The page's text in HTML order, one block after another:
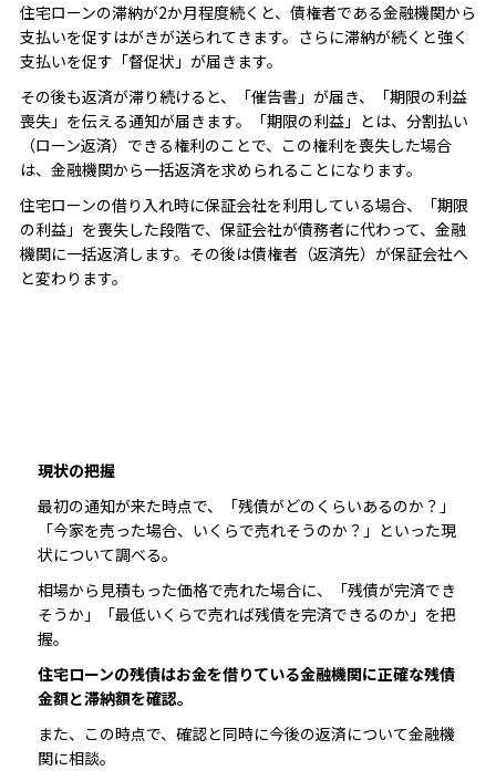
住宅ローンの滞納が2か月程度続くと、債権者である金融機関から
支払いを促すはがきが送られてきます。さらに滞納が続くと強く
支払いを促す「督促状」が届きます。
その後も返済が滞り続けると、「催告書」が届き、「期限の利益
喪失」を伝える通知が届きます。「期限の利益」とは、分割払い
（ローン返済）できる権利のことで、この権利を喪失した場合
は、金融機関から一括返済を求められることになります。
住宅ローンの借り入れ時に保証会社を利用している場合、「期限
の利益」を喪失した段階で、保証会社が債務者に代わって、金融
機関に一括返済します。その後は債権者（返済先）が保証会社へ
と変わります。
現状の把握
最初の通知が来た時点で、「残債がどのくらいあるのか？」
「今家を売った場合、いくらで売れそうのか？」といった現
状について調べる。
相場から見積もった価格で売れた場合に、「残債が完済でき
そうか」「最低いくらで売れば残債を完済できるのか」を把
握。
住宅ローンの残債はお金を借りている金融機関に正確な残債
金額と滞納額を確認。
また、この時点で、確認と同時に今後の返済について金融機
関に相談。